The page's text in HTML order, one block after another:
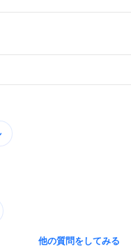
他の質問をしてみる